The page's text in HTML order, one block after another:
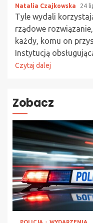
Natalia Czajkowska 24
Tyle wydali
rządowe
każdy, komu on
Instytucją
Czytaj dalej
Zobacz